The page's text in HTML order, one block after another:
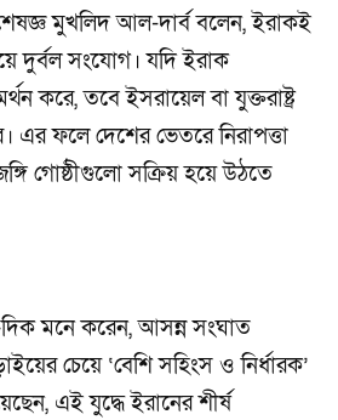
মুখলিদ আল-দার্ব বলেন, ইরাকই
দুর্বল সংযোগ। যদি ইরাক
করে, তবে ইসরায়েল বা যুক্তরাষ্ট্র
এর ফলে দেশের ভেতরে নিরাপত্তা
গোষ্ঠীগুলো সক্রিয় হয়ে উঠতে
মনে করেন, আসন্ন সংঘাত
চেয়ে ‘বেশি সহিংস ও নির্ধারক’
এই যুদ্ধে ইরানের শীর্ষ